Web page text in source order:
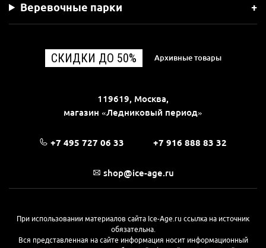
Веревочные парки
СКИДКИ ДО 50% Архивные товары
119619, Москва,
магазин «Ледниковый период»
+7 495 727 06 33 +7 916 888 83 32
shop@ice-age.ru
При использовании материалов сайта Ice-Age.ru ссылка на источник
обязательна.
Вся представленная на сайте информация носит информационный